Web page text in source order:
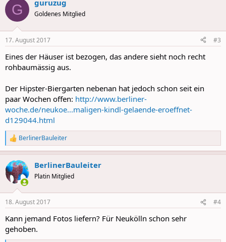
c
i
s
G guruzug
Goldenes Mitglied
17. August 2017 #3
Eines der Häuser ist bezogen, das andere sieht noch recht
rohbaumässig aus.
Der Hipster-Biergarten nebenan hat jedoch schon seit ein
paar Wochen offen: http://www.berliner-
woche.de/neukoe...maligen-kindl-gelaende-eroeffnet-
d129044.html
R
e
a
c
t
i
s
BerlinerBauleiter
BerlinerBauleiter
Platin Mitglied
18. August 2017 #4
Kann jemand Fotos liefern? Für Neukölln schon sehr
gehoben.